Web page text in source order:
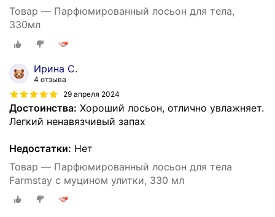
Товар — Парфюмированный лосьон для тела,
330мл
Ирина С.
4 отзыва
29 апреля 2024
Достоинства: Хороший лосьон, отлично увлажняет.
Легкий ненавязчивый запах
Недостатки: Нет
Товар — Парфюмированный лосьон для тела
Farmstay с муцином улитки, 330 мл